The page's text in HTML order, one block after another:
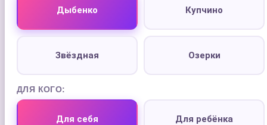
Дыбенко Купчино
Звёздная Озерки
ДЛЯ КОГО:
Для себя Для ребёнка